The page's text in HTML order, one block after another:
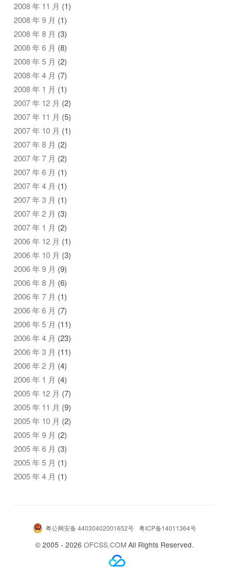
2008 年 11 月 (1)
2008 年 9 月 (1)
2008 年 8 月 (3)
2008 年 6 月 (8)
2008 年 5 月 (2)
2008 年 4 月 (7)
2008 年 1 月 (1)
2007 年 12 月 (2)
2007 年 11 月 (5)
2007 年 10 月 (1)
2007 年 8 月 (2)
2007 年 7 月 (2)
2007 年 6 月 (1)
2007 年 4 月 (1)
2007 年 3 月 (1)
2007 年 2 月 (3)
2007 年 1 月 (2)
2006 年 12 月 (1)
2006 年 10 月 (3)
2006 年 9 月 (9)
2006 年 8 月 (6)
2006 年 7 月 (1)
2006 年 6 月 (7)
2006 年 5 月 (11)
2006 年 4 月 (23)
2006 年 3 月 (11)
2006 年 2 月 (4)
2006 年 1 月 (4)
2005 年 12 月 (7)
2005 年 11 月 (9)
2005 年 10 月 (2)
2005 年 9 月 (2)
2005 年 6 月 (3)
2005 年 5 月 (1)
2005 年 4 月 (1)
粤公网安备 44030402001652号 粤ICP备14011364号
© 2005 - 2026 OFCSS.COM All Rights Reserved.